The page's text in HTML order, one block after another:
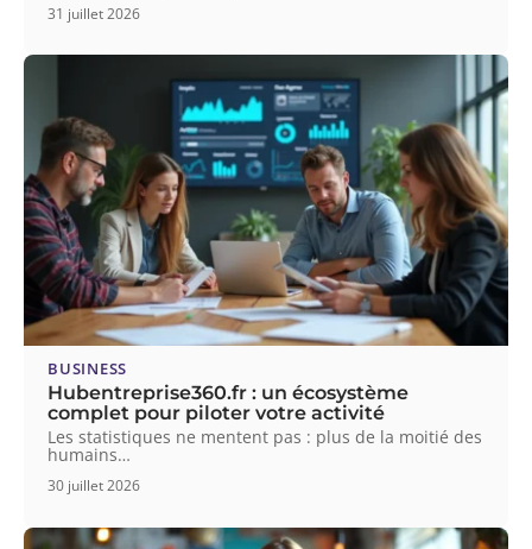
31 juillet 2026
BUSINESS
Hubentreprise360.fr : un écosystème
complet pour piloter votre activité
Les statistiques ne mentent pas : plus de la moitié des
humains…
30 juillet 2026